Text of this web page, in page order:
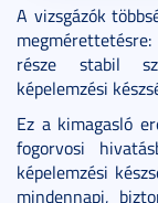
A vizsgázók
része stabil
képelemzési
Ez a kimagasló
fogorvosi
képelemzési
mindennapi,